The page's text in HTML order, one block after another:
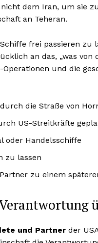
dem Iran, um sie
an Teheran.
frei passieren zu
an das, „was von
und die
durch die Straße von
US-Streitkräfte
oder Handelsschiffe
zu lassen
zu einem
und Partner der